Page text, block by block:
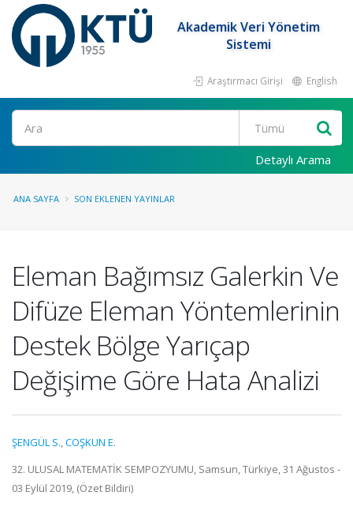
Akademik Veri Yönetim
Sistemi
Araştırmacı Girişi English
Ara
Detaylı Arama
ANA SAYFA SON EKLENEN YAYINLAR
Eleman Bağımsız Galerkin Ve
Difüze Eleman Yöntemlerinin
Destek Bölge Yarıçap
Değişime Göre Hata Analizi
ŞENGÜL S.,COŞKUN E.
32. ULUSAL MATEMATİK SEMPOZYUMU, Samsun, Türkiye, 31 Ağustos -
03 Eylül 2019, (Özet Bildiri)